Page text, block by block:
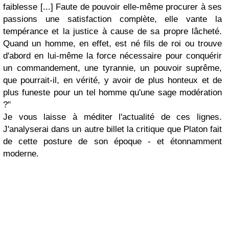
faiblesse [...] Faute de pouvoir elle-même procurer à ses
passions une satisfaction complète, elle vante la
tempérance et la justice à cause de sa propre lâcheté.
Quand un homme, en effet, est né fils de roi ou trouve
d'abord en lui-même la force nécessaire pour conquérir
un commandement, une tyrannie, un pouvoir suprême,
que pourrait-il, en vérité, y avoir de plus honteux et de
plus funeste pour un tel homme qu'une sage modération
?"
Je vous laisse à méditer l'actualité de ces lignes.
J'analyserai dans un autre billet la critique que Platon fait
de cette posture de son époque - et étonnamment
moderne.